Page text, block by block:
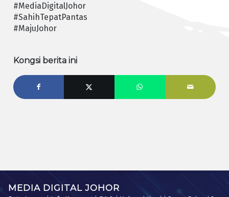
#MediaDigitalJohor
#SahihTepatPantas
#MajuJohor
Kongsi berita ini
MEDIA DIGITAL JOHOR